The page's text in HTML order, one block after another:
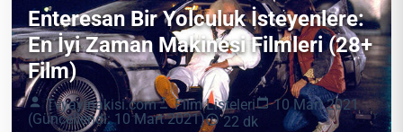
Enteresan Bir Yolculuk İsteyenlere:
En İyi Zaman Makinesi Filmleri (28+
Film)
Tvyayinakisi.com Film Listeleri
10 Mart 2021
(Güncellendi: 10 Mart 2021)
22 dk